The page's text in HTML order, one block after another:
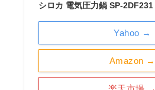
シロカ 電気圧力鍋 SP-2DF231
Amazon →
Yahoo →